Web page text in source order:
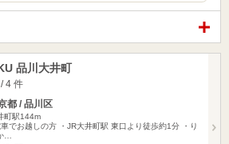
品川大井町
/ 4 件
都 / 品川区
町駅144m
でお越しの方 ・JR大井町駅 東口より徒歩約1分 ・り
…